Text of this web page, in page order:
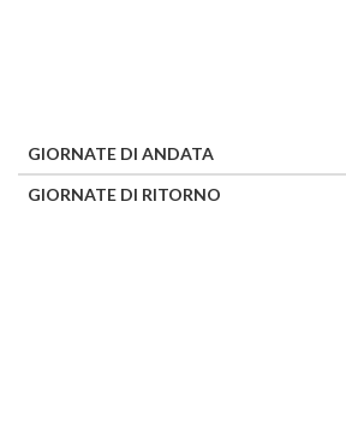
GIORNATE DI ANDATA
GIORNATE DI RITORNO